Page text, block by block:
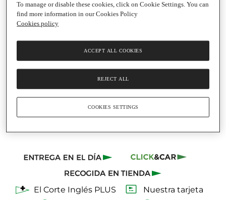
Añadir
Queso Manchego peso
aproximado QUERTA
Cuña
Queso Manchego peso
Pieza
El Corte Inglés PLUS
Nuestra tarjeta
To manage or disable these cookies, click on Cookie Settings. You can
find more information in our Cookies Policy
Cookies policy
REJECT ALL
ACCEPT ALL COOKIES
COOKIES SETTINGS